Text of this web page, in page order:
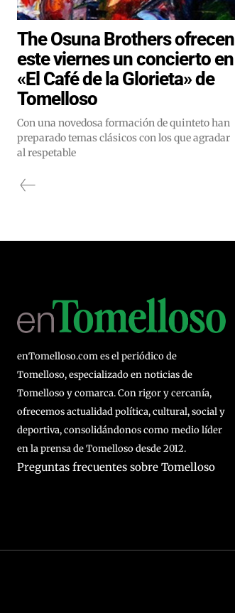
The Osuna Brothers ofrecen
este viernes un concierto en
«El Café de la Glorieta» de
Tomelloso
Con una novedosa formación de quinteto han
preparado temas clásicos con los que agradar
al respetable
enTomelloso.com es el periódico de
Tomelloso, especializado en noticias de
Tomelloso y comarca. Con rigor y cercanía,
ofrecemos actualidad política, cultural, social y
deportiva, consolidándonos como medio líder
en la prensa de Tomelloso desde 2012.
Preguntas frecuentes sobre Tomelloso